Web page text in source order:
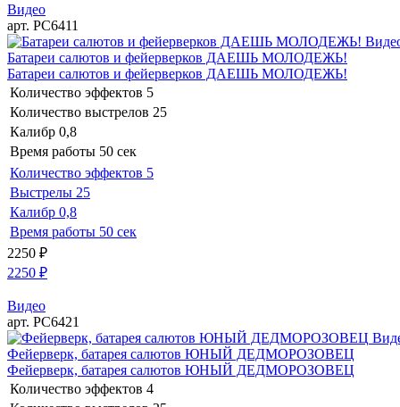
Видео
арт. РС6411
Батареи салютов и фейерверков ДАЕШЬ МОЛОДЕЖЬ!
Батареи салютов и фейерверков ДАЕШЬ МОЛОДЕЖЬ!
Количество эффектов 5
Количество выстрелов 25
Калибр 0,8
Время работы 50 сек
Количество эффектов 5
Выстрелы 25
Калибр 0,8
Время работы 50 сек
2250 ₽
2250 ₽
Видео
арт. РС6421
Фейерверк, батарея салютов ЮНЫЙ ДЕДМОРОЗОВЕЦ
Фейерверк, батарея салютов ЮНЫЙ ДЕДМОРОЗОВЕЦ
Количество эффектов 4